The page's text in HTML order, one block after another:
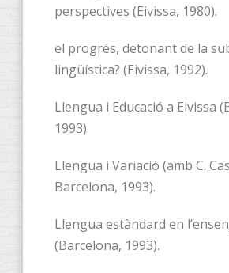
perspectives (Eivissa, 1980).
el progrés, detonant de la
lingüística? (Eivissa, 1992).
Llengua i Educació a Eivissa
1993).
Llengua i Variació (amb C.
Barcelona, 1993).
Llengua estàndard en
(Barcelona, 1993).